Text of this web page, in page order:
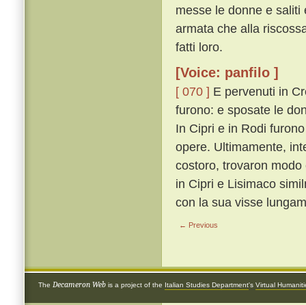
messe le donne e
armata che alla
fatti loro.
[Voice: panfilo ]
[ 070 ] E pervenuti in
furono: e sposate le
In Cipri e in Rodi
opere. Ultimamente,
costoro, trovaron
in Cipri e Lisimaco
con la sua visse
← Previous
The Decameron Web is a project of the Italian Studies Department's Virtual